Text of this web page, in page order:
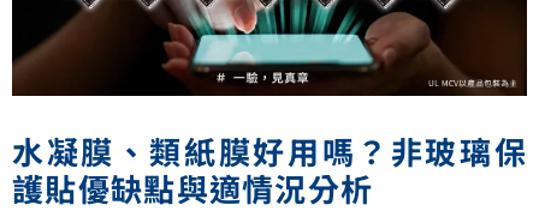
水凝膜、類紙膜好用嗎？非玻璃保
護貼優缺點與適情況分析